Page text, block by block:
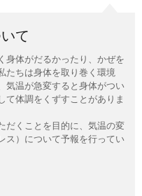
て
身体がだるかったり、かぜを
たちは身体を取り巻く環境
気温が急変すると身体がつい
て体調をくずすことがありま
だくことを目的に、気温の変
ス）について予報を行ってい